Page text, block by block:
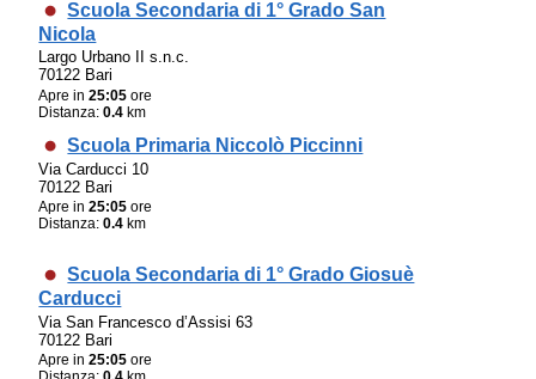
Scuola Secondaria di 1° Grado San
Nicola
Largo Urbano II s.n.c.
70122 Bari
Apre in25:05 ore
Distanza:0.4 km
Scuola Primaria Niccolò Piccinni
Via Carducci 10
70122 Bari
Apre in25:05 ore
Distanza:0.4 km
Scuola Secondaria di 1° Grado Giosuè
Carducci
Via San Francesco d’Assisi 63
70122 Bari
Apre in25:05 ore